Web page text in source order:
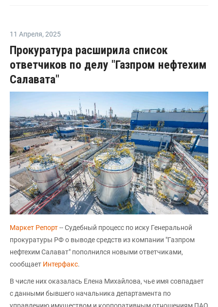
11 Апреля, 2025
Прокуратура расширила список
ответчиков по делу "Газпром нефтехим
Салавата"
Маркет Репорт-- Судебный процесс по иску Генеральной
прокуратуры РФ о выводе средств из компании "Газпром
нефтехим Салават" пополнился новыми ответчиками,
сообщает Интерфакс.
В числе них оказалась Елена Михайлова, чье имя совпадает
с данными бывшего начальника департамента по
управлению имуществом и корпоративным отношениям ПАО